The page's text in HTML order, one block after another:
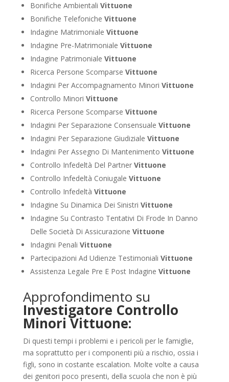
Bonifiche Ambientali Vittuone
Bonifiche Telefoniche Vittuone
Indagine Matrimoniale Vittuone
Indagine Pre-Matrimoniale Vittuone
Indagine Patrimoniale Vittuone
Ricerca Persone Scomparse Vittuone
Indagini Per Accompagnamento Minori Vittuone
Controllo Minori Vittuone
Ricerca Persone Scomparse Vittuone
Indagini Per Separazione Consensuale Vittuone
Indagini Per Separazione Giudiziale Vittuone
Indagini Per Assegno Di Mantenimento Vittuone
Controllo Infedeltà Del Partner Vittuone
Controllo Infedeltà Coniugale Vittuone
Controllo Infedeltà Vittuone
Indagine Su Dinamica Dei Sinistri Vittuone
Indagine Su Contrasto Tentativi Di Frode In Danno
Delle Società Di Assicurazione Vittuone
Indagini Penali Vittuone
Partecipazioni Ad Udienze Testimoniali Vittuone
Assistenza Legale Pre E Post Indagine Vittuone
Approfondimento su
Investigatore Controllo
Minori Vittuone:
Di questi tempi i problemi e i pericoli per le famiglie,
ma soprattutto per i componenti più a rischio, ossia i
figli, sono in costante escalation. Molte volte a causa
dei genitori poco presenti, della scuola che non è più